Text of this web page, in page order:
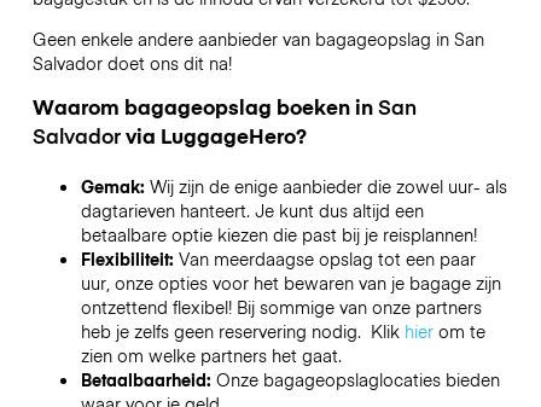
Geen enkele andere aanbieder van bagageopslag in San
Salvadordoet ons dit na!
Waarom bagageopslag boeken inSan
Salvadorvia LuggageHero?
Gemak: Wij zijn de enige aanbieder die zowel uur- als
dagtarieven hanteert. Je kunt dus altijd een
betaalbare optie kiezen die past bij je reisplannen!
Flexibiliteit: Van meerdaagse opslag tot een paar
uur, onze opties voor het bewaren van je bagage zijn
ontzettend flexibel! Bij sommige van onze partners
heb je zelfs geen reservering nodig. Klik hierom te
zien om welke partners het gaat.
Betaalbaarheid: Onze bagageopslaglocaties bieden